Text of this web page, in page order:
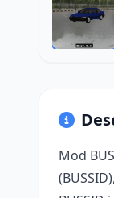
Mod